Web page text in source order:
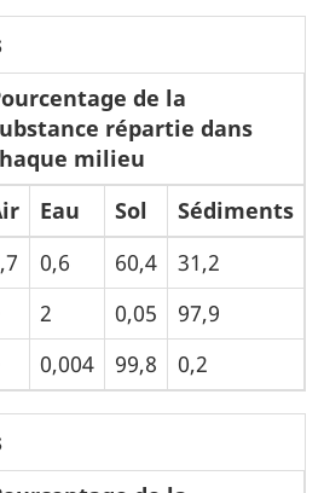
de la
répartie dans
milieu
Eau Sol
Sédiments
0,6 60,4
31,2
2 0,05
97,9
0,004 99,8 0,2